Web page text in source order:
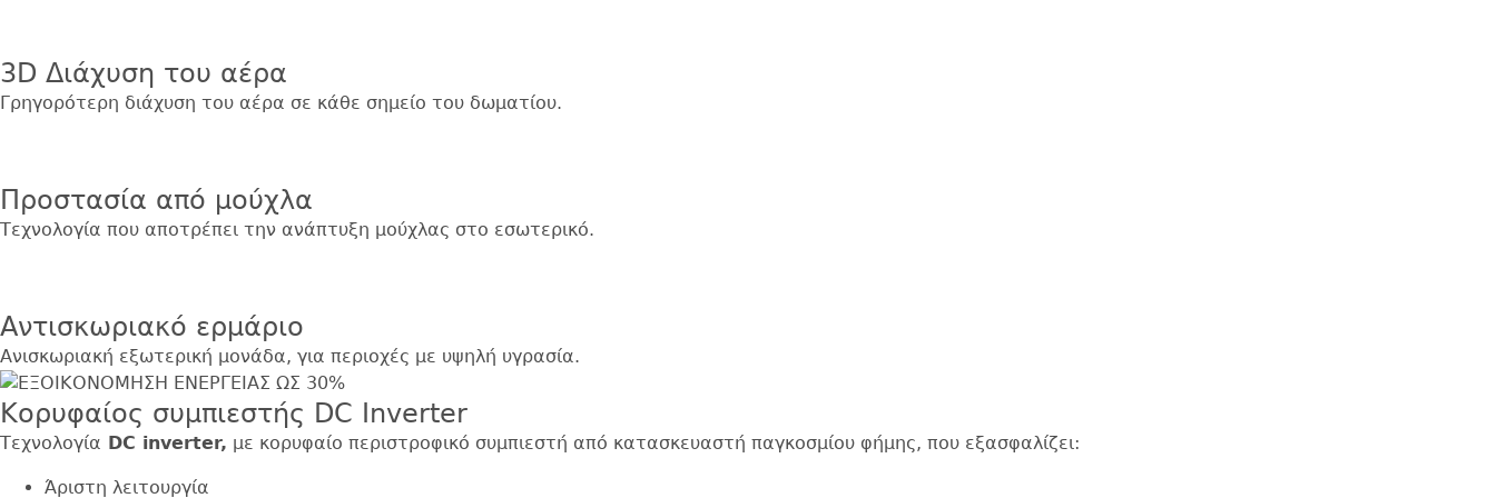
3D Διάχυση του αέρα
Γρηγορότερη διάχυση του αέρα σε κάθε σημείο του δωματίου.
Προστασία από μούχλα
Τεχνολογία που αποτρέπει την ανάπτυξη μούχλας στο εσωτερικό.
Αντισκωριακό ερμάριο
Ανισκωριακή εξωτερική μονάδα, για περιοχές με υψηλή υγρασία.
Κορυφαίος συμπιεστής DC Inverter
Τεχνολογία DC inverter, με κορυφαίο περιστροφικό συμπιεστή από κατασκευαστή παγκοσμίου φήμης, που εξασφαλίζει:
Άριστη λειτουργία